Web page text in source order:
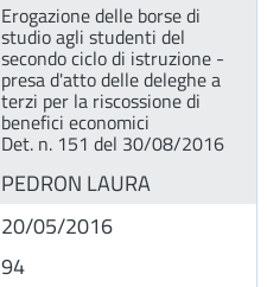
Erogazione delle borse di
studio agli studenti del
secondo ciclo di istruzione -
presa d'atto delle deleghe a
terzi per la riscossione di
benefici economici
Det. n. 151 del 30/08/2016
PEDRON LAURA
20/05/2016
94